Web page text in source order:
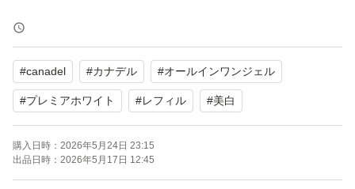
美白、保湿、肌荒れ予防、マスク、マッサージ
2026年4月入荷
※水濡れ対策をして封筒で発送しますので、箱の変形はご
了承ください。
#canadel #カナデル #オールインワンジェル
#プレミアホワイト #レフィル #美白
購入日時： 2026年5月24日 23:15
出品日時： 2026年5月17日 12:45